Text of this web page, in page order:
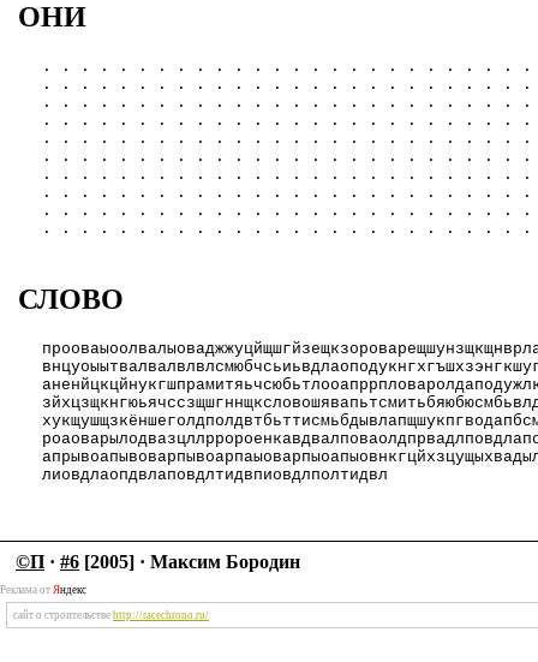
ОНИ
. . . . . . . . . . . . . . . . . . . . . . . . .
. . . . . . . . . . . . . . . . . . . . . . . . .
. . . . . . . . . . . . . . . . . . . . . . . . .
. . . . . . . . . . . . . . . . . . . . . . . . .
. . . . . . . . . . . . . . . . . . . . . . . . .
. . . . . . . . . . . . . . . . . . . . . . . . .
. . . . . . . . . . . . . . . . . . . . . . . . .
. . . . . . . . . . . . . . . . . . . . . . . . .
. . . . . . . . . . . . . . . . . . . . . . . . .
. . . . . . . . . . . . . . . . . . . . . . . . .
СЛОВО
лиовдлаопдвлаповдлтидвпиовдлполтидвл
©П · #6 [2005] · Максим Бородин
Реклама от Яндекс
сайт о строительстве http://racechrono.ru/